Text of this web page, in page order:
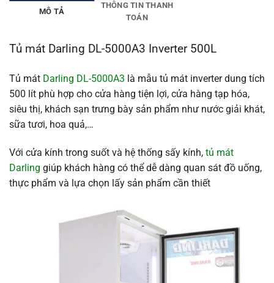
MÔ TẢ
THÔNG TIN THANH
TOÁN
Tủ mát Darling DL-5000A3 Inverter 500L
Tủ mát Darling DL-5000A3 là mẫu tủ mát inverter dung tích
500 lít phù hợp cho cửa hàng tiện lợi, cửa hàng tạp hóa,
siêu thị, khách sạn trưng bày sản phẩm như nước giải khát,
sữa tươi, hoa quả,…
Với cửa kính trong suốt và hệ thống sấy kính, tủ mát
Darling giúp khách hàng có thể dễ dàng quan sát đồ uống,
thực phẩm và lựa chọn lấy sản phẩm cần thiết